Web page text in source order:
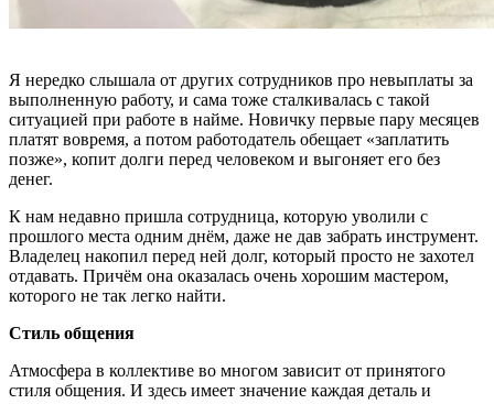
Я нередко слышала от других сотрудников про невыплаты за
выполненную работу, и сама тоже сталкивалась с такой
ситуацией при работе в найме. Новичку первые пару месяцев
платят вовремя, а потом работодатель обещает «заплатить
позже», копит долги перед человеком и выгоняет его без
денег.
К нам недавно пришла сотрудница, которую уволили с
прошлого места одним днём, даже не дав забрать инструмент.
Владелец накопил перед ней долг, который просто не захотел
отдавать. Причём она оказалась очень хорошим мастером,
которого не так легко найти.
Стиль общения
Атмосфера в коллективе во многом зависит от принятого
стиля общения. И здесь имеет значение каждая деталь и